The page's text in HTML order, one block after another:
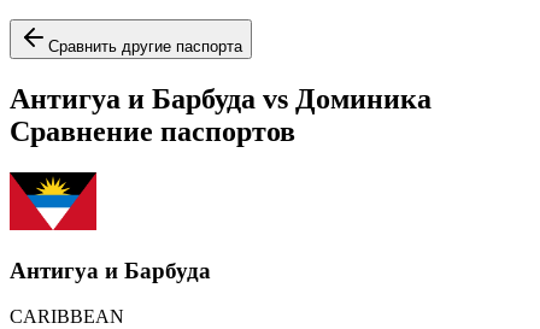
Сравнить другие паспорта
Антигуа и Барбуда vs Доминика
Сравнение паспортов
Антигуа и Барбуда
CARIBBEAN